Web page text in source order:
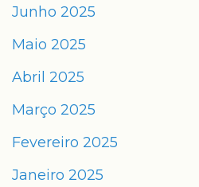
Junho 2025
Maio 2025
Abril 2025
Março 2025
Fevereiro 2025
Janeiro 2025